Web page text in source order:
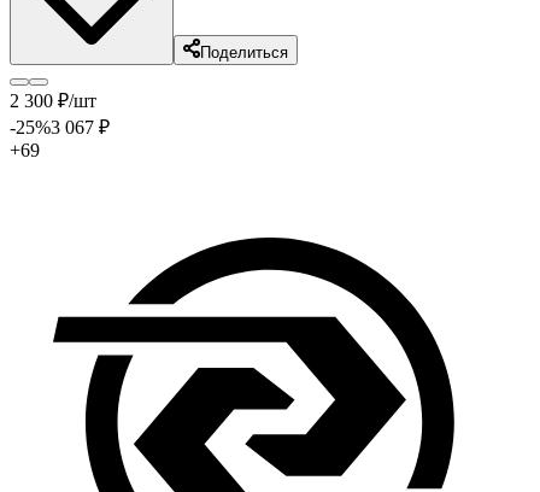
Поделиться
2 300 ₽/шт
-25%3 067 ₽
+69